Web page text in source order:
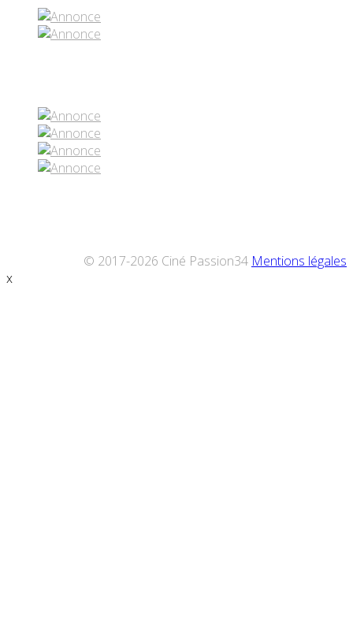
© 2017-2026 Ciné Passion34 Mentions légales
x